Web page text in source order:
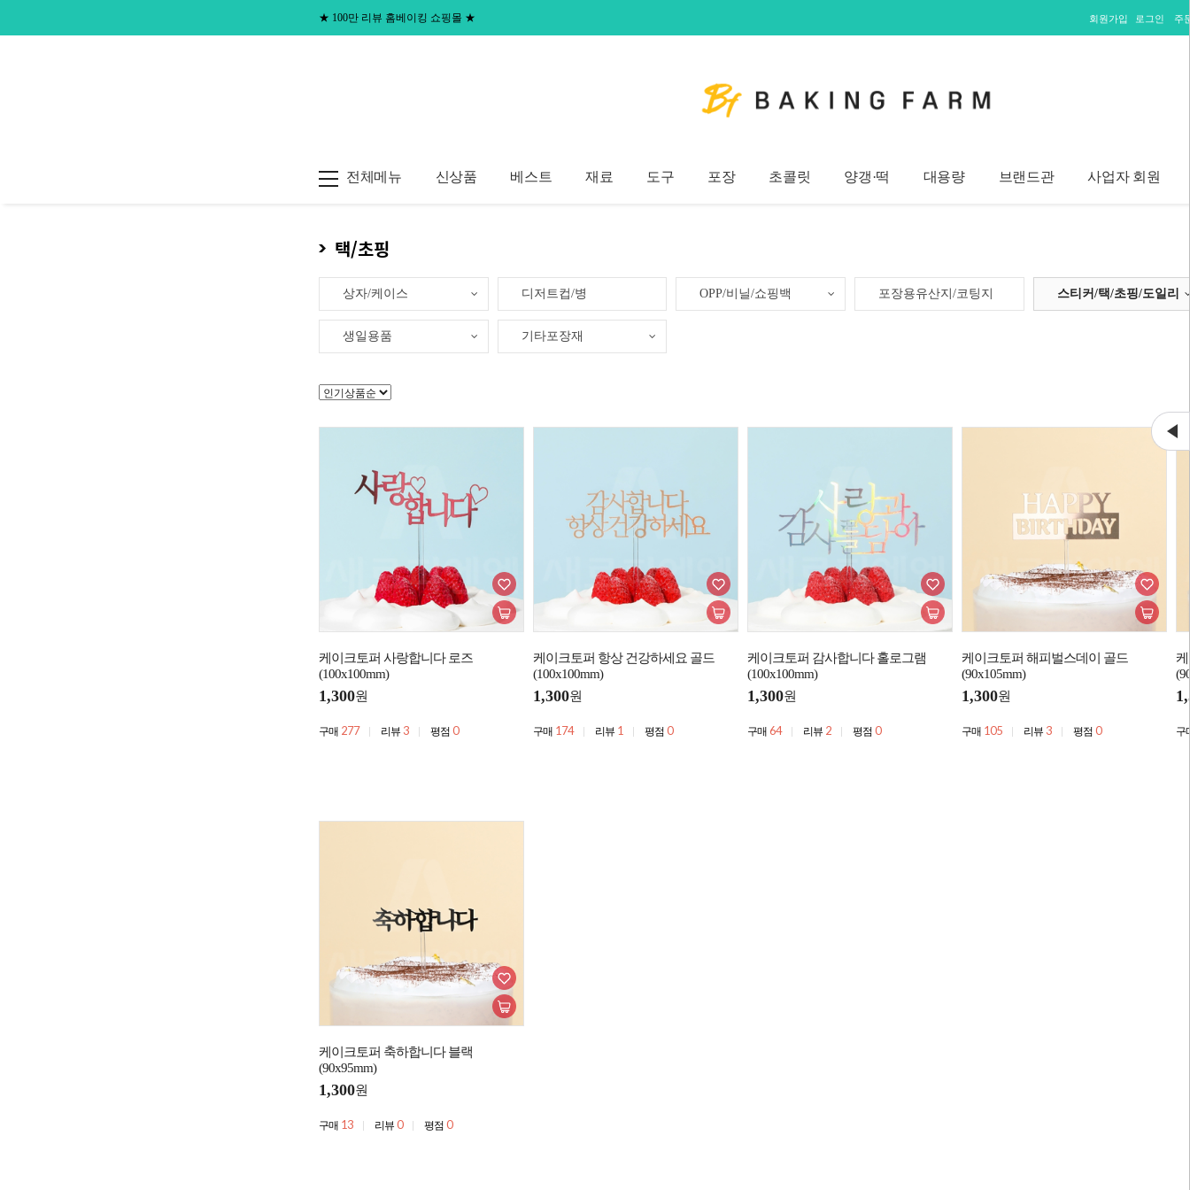
★ 100만 리뷰 홈베이킹 쇼핑몰 ★ 회원가입 로그인 주
전체메뉴 신상품 베스트 재료 도구 포장 초콜릿 양갱·떡 대용량 브랜드관 사업자 회원
택/초핑
상자/케이스 디저트컵/병 OPP/비닐/쇼핑백 포장용유산지/코팅지 스티커/택/초핑/도일리
생일용품 기타포장재
케이크토퍼 사랑합니다 로즈
(100x100mm)
1,300원
구매 277 리뷰 3 평점 0
케이크토퍼 항상 건강하세요 골드
(100x100mm)
1,300원
구매 174 리뷰 1 평점 0
케이크토퍼 감사합니다 홀로그램
(100x100mm)
1,300원
구매 64 리뷰 2 평점 0
케이크토퍼 해피벌스데이 골드
(90x105mm)
1,300원
구매 105 리뷰 3 평점 0 구
케이크토퍼 축하합니다 블랙
(90x95mm)
1,300원
구매 13 리뷰 0 평점 0